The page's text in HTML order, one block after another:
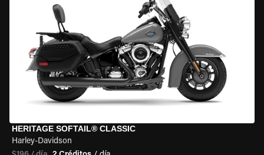
HERITAGE SOFTAIL® CLASSIC
Harley-Davidson